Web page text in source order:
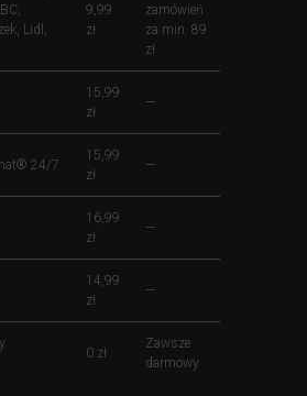
Lidl,
9,99
zł
zamówień
za min. 89
zł
15,99
zł
—
24/7
15,99
zł
—
16,99
zł
—
14,99
zł
—
0 zł
Zawsze
darmowy